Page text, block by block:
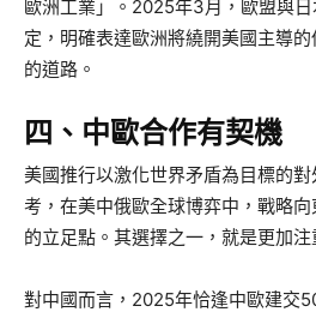
歐洲工業」。2025年3月，歐盟與
定，明確表達歐洲將繞開美國主導
的道路。
四、中歐合作有契機
美國推行以激化世界矛盾為目標的
考，在美中俄歐全球博弈中，戰略
的立足點。其選擇之一，就是更加注
對中國而言，2025年恰逢中歐建交